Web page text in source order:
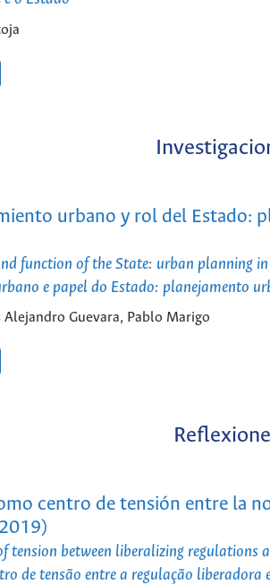
urbano y rol del Estado:
function of the State: urban planning in
e papel do Estado: planejamento
Guevara, Pablo Marigo
centro de tensión entre la
tension between liberalizing
de tensão entre a regulação